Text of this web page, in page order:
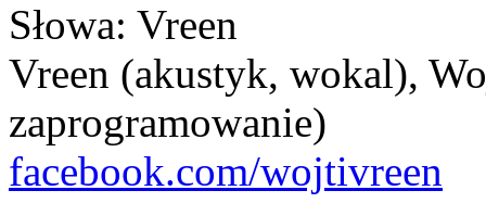
Słowa: Vreen
Vreen (akustyk, wokal),
zaprogramowanie)
facebook.com/wojtivreen